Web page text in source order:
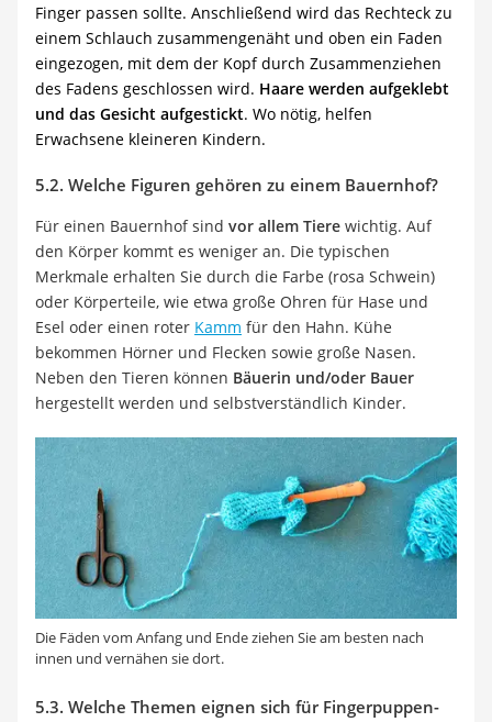
Finger passen sollte. Anschließend wird das Rechteck zu
einem Schlauch zusammengenäht und oben ein Faden
eingezogen, mit dem der Kopf durch Zusammenziehen
des Fadens geschlossen wird. Haare werden aufgeklebt
und das Gesicht aufgestickt. Wo nötig, helfen
Erwachsene kleineren Kindern.
5.2. Welche Figuren gehören zu einem Bauernhof?
Für einen Bauernhof sind vor allem Tiere wichtig. Auf
den Körper kommt es weniger an. Die typischen
Merkmale erhalten Sie durch die Farbe (rosa Schwein)
oder Körperteile, wie etwa große Ohren für Hase und
Esel oder einen roter Kamm für den Hahn. Kühe
bekommen Hörner und Flecken sowie große Nasen.
Neben den Tieren können Bäuerin und/oder Bauer
hergestellt werden und selbstverständlich Kinder.
Die Fäden vom Anfang und Ende ziehen Sie am besten nach
innen und vernähen sie dort.
5.3. Welche Themen eignen sich für Fingerpuppen-